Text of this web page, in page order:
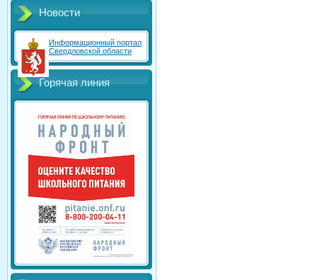
Новости
Информационный портал
Свердловской области
Горячая линия